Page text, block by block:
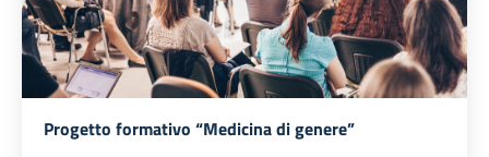
Progetto formativo “Medicina di genere”